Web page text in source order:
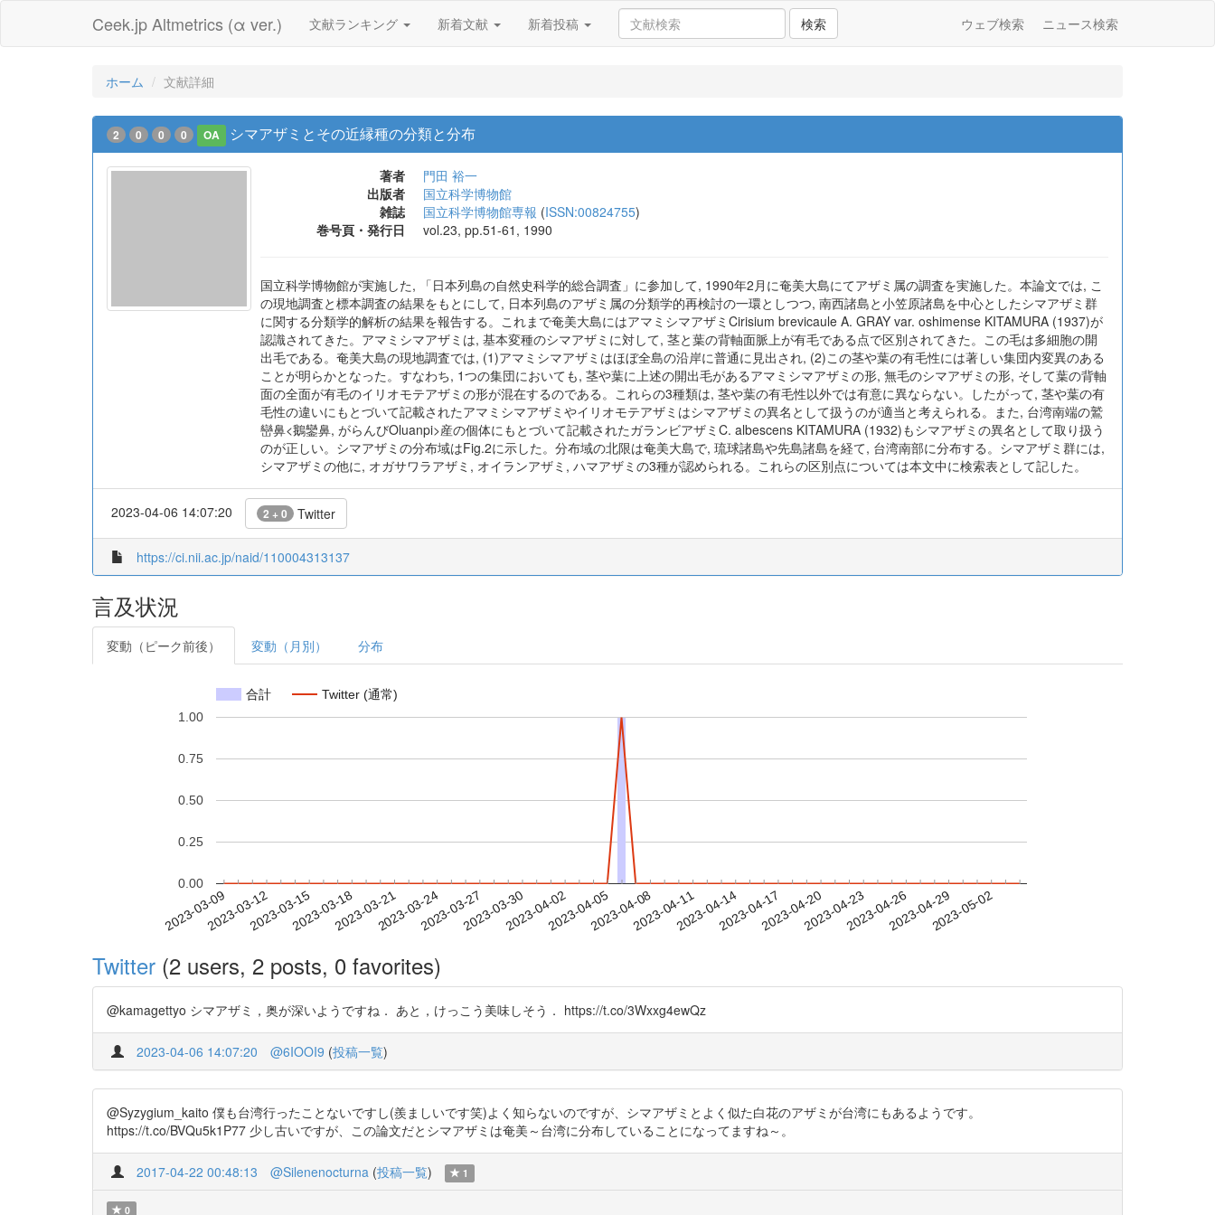
Ceek.jp Altmetrics (α ver.) 文献ランキング 新着文献 新着投稿 検索 ウェブ検索 ニュース検索
ホーム 文献詳細
2 0 0 0 OA シマアザミとその近縁種の分類と分布
著者
門田 裕一
出版者
国立科学博物館
雑誌
国立科学博物館専報 (ISSN:00824755)
巻号頁・発行日
vol.23, pp.51-61, 1990
国立科学博物館が実施した, 「日本列島の自然史科学的総合調査」に参加して, 1990年2月に奄美大島にてアザミ属の調査を実施した。本論文では, こ
の現地調査と標本調査の結果をもとにして, 日本列島のアザミ属の分類学的再検討の一環としつつ, 南西諸島と小笠原諸島を中心としたシマアザミ群
に関する分類学的解析の結果を報告する。これまで奄美大島にはアマミシマアザミCirisium brevicaule A. GRAY var. oshimense KITAMURA (1937)が
認識されてきた。アマミシマアザミは, 基本変種のシマアザミに対して, 茎と葉の背軸面脈上が有毛である点で区別されてきた。この毛は多細胞の開
出毛である。奄美大島の現地調査では, (1)アマミシマアザミはほぼ全島の沿岸に普通に見出され, (2)この茎や葉の有毛性には著しい集団内変異のある
ことが明らかとなった。すなわち, 1つの集団においても, 茎や葉に上述の開出毛があるアマミシマアザミの形, 無毛のシマアザミの形, そして葉の背軸
面の全面が有毛のイリオモテアザミの形が混在するのである。これらの3種類は, 茎や葉の有毛性以外では有意に異ならない。したがって, 茎や葉の有
毛性の違いにもとづいて記載されたアマミシマアザミやイリオモテアザミはシマアザミの異名として扱うのが適当と考えられる。また, 台湾南端の鷲
巒鼻<鵝鑾鼻, がらんびOluanpi>産の個体にもとづいて記載されたガランビアザミC. albescens KITAMURA (1932)もシマアザミの異名として取り扱う
のが正しい。シマアザミの分布域はFig.2に示した。分布域の北限は奄美大島で, 琉球諸島や先島諸島を経て, 台湾南部に分布する。シマアザミ群には,
シマアザミの他に, オガサワラアザミ, オイランアザミ, ハマアザミの3種が認められる。これらの区別点については本文中に検索表として記した。
2023-04-06 14:07:20 2 + 0 Twitter
https://ci.nii.ac.jp/naid/110004313137
言及状況
変動（ピーク前後） 変動（月別） 分布
合計 Twitter (通常)
2023-03-092023-03-122023-03-152023-03-182023-03-212023-03-242023-03-272023-03-302023-04-022023-04-052023-04-082023-04-112023-04-142023-04-172023-04-202023-04-232023-04-262023-04-292023-05-02
0.00
0.25
0.50
0.75
1.00
Twitter (2 users, 2 posts, 0 favorites)
@kamagettyo シマアザミ，奥が深いようですね． あと，けっこう美味しそう． https://t.co/3Wxxg4ewQz
2023-04-06 14:07:20 @6IOOI9 (投稿一覧)
@Syzygium_kaito 僕も台湾行ったことないですし(羨ましいです笑)よく知らないのですが、シマアザミとよく似た白花のアザミが台湾にもあるようです。
https://t.co/BVQu5k1P77 少し古いですが、この論文だとシマアザミは奄美～台湾に分布していることになってますね～。
2017-04-22 00:48:13 @Silenenocturna (投稿一覧) 1
0